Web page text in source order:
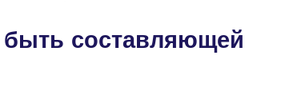
быть составляющей